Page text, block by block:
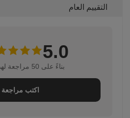
التقييم العام
5.0
بناءً على 50 مراجعة لهذا المورد
اكتب مراجعة